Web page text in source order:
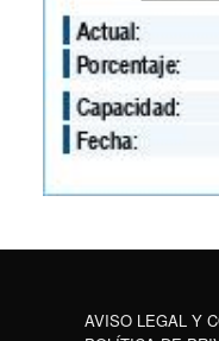
AVISO LEGAL Y